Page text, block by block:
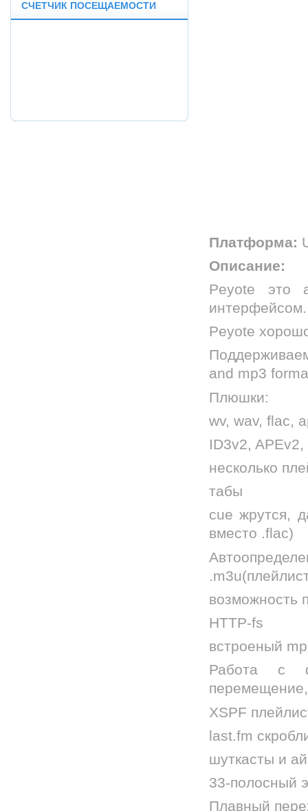
Платформа:
Описание:
Peyote это
интерфейсом.
Peyote
and mp3
Плюшки:
wv, wav, flac,
ID3v2, APEv2,
несколько
табы
cue жрутся,
вместо .flac)
возможность
HTTP-fs
встроеный
Работа с
XSPF
last.fm
шуткасты и
33-полосный
Плавный
СЧЕТЧИК ПОСЕЩАЕМОСТИ